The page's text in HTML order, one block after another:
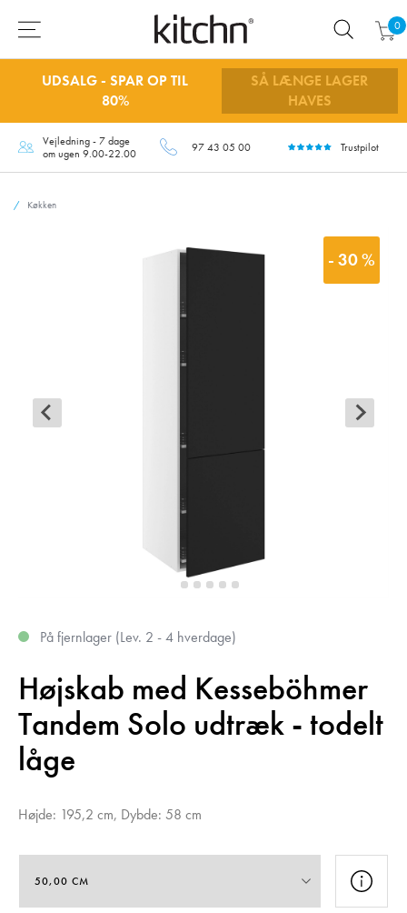
0
UDSALG - SPAR OP TIL
80%
SÅ LÆNGE LAGER
HAVES
Vejledning - 7 dage
om ugen 9.00-22.00
97 43 05 00 Trustpilot
Køkken
- 30 %
På fjernlager (Lev. 2 - 4 hverdage)
Højskab med Kesseböhmer
Tandem Solo udtræk - todelt
låge
Højde: 195,2 cm, Dybde: 58 cm